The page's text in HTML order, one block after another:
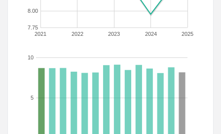
2021 2022 2023 2024 2025
7.75
8.00
5
10